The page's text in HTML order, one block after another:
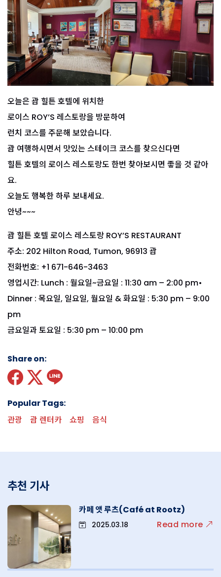
오늘은 괌 힐튼 호텔에 위치한
로이스 ROY’S 레스토랑을 방문하여
런치 코스를 주문해 보았습니다.
괌 여행하시면서 맛있는 스테이크 코스를 찾으신다면
힐튼 호텔의 로이스 레스토랑도 한번 찾아보시면 좋을 것 같아
요.
오늘도 행복한 하루 보내세요.
안녕~~~
괌 힐튼 호텔 로이스 레스토랑 ROY’S RESTAURANT
주소: 202 Hilton Road, Tumon, 96913 괌
전화번호: +1 671-646-3463
영업시간: Lunch : 월요일~금요일 : 11:30 am – 2:00 pm•
Dinner : 목요일, 일요일, 월요일 & 화요일 : 5:30 pm – 9:00
pm
금요일과 토요일 : 5:30 pm – 10:00 pm
Share on:
Popular Tags:
관광
괌 렌터카 쇼핑 음식
추천 기사
카페 앳 루츠(Café at Rootz)
2025.03.18 Read more